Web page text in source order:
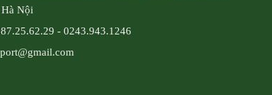
Nội
- 0243.943.1246